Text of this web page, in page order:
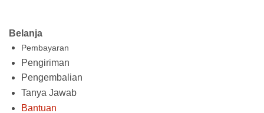
Belanja
Pembayaran
Pengiriman
Pengembalian
Tanya Jawab
Bantuan